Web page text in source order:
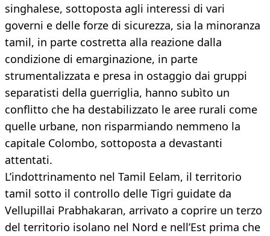
singhalese, sottoposta agli interessi di vari
governi e delle forze di sicurezza, sia la minoranza
tamil, in parte costretta alla reazione dalla
condizione di emarginazione, in parte
strumentalizzata e presa in ostaggio dai gruppi
separatisti della guerriglia, hanno subìto un
conflitto che ha destabilizzato le aree rurali come
quelle urbane, non risparmiando nemmeno la
capitale Colombo, sottoposta a devastanti
attentati.
L’indottrinamento nel Tamil Eelam, il territorio
tamil sotto il controllo delle Tigri guidate da
Vellupillai Prabhakaran, arrivato a coprire un terzo
del territorio isolano nel Nord e nell’Est prima che